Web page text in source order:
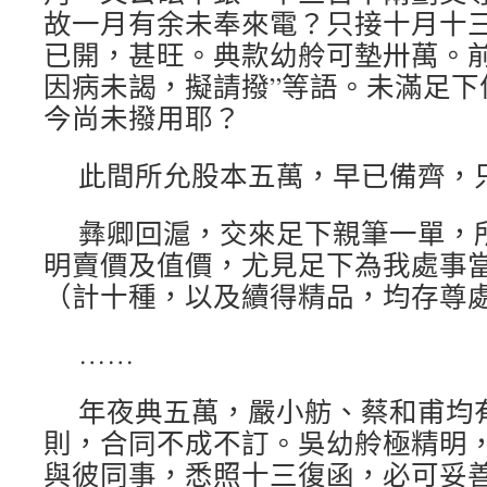
故一月有余未奉來電？只接十月十
已開，甚旺。典款幼舲可墊卅萬。
因病未謁，擬請撥”等語。未滿足
今尚未撥用耶？
此間所允股本五萬，早已備齊
彝卿回滬，交來足下親筆一單
明賣價及值價，尤見足下為我處事
（計十種，以及續得精品，均存尊
……
年夜典五萬，嚴小舫、蔡和甫
則，合同不成不訂。吳幼舲極精明
與彼同事，悉照十三復函，必可妥